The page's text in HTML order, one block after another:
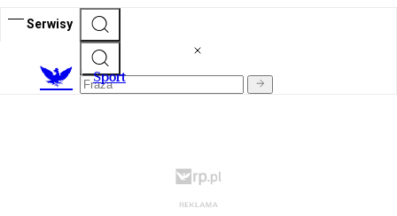
Serwisy
Sport